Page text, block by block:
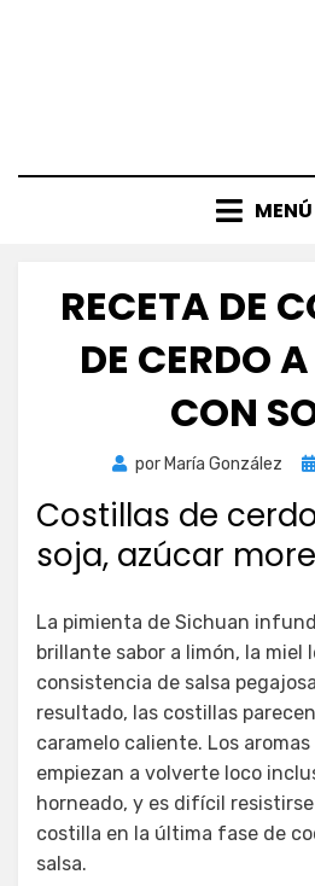
MENÚ
RECETA DE
DE CERDO
CON
por María González
Costillas de
soja, azúcar
La pimienta de Sichuan
brillante sabor a limón, la miel
consistencia de salsa
resultado, las costillas
caramelo caliente. Los
empiezan a volverte loco
horneado, y es difícil
costilla en la última fase de
salsa.